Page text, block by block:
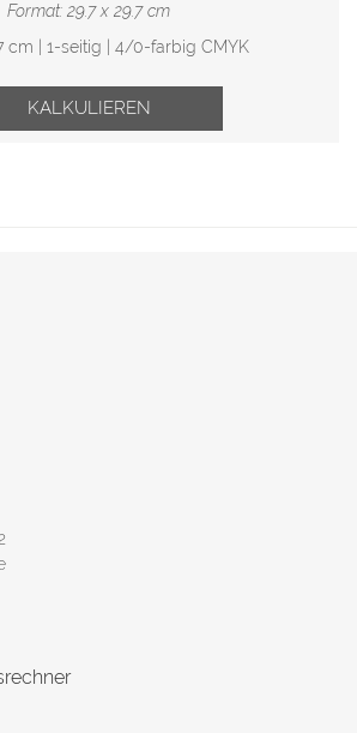
Format: 29.7 x 29.7 cm
cm | 1-seitig | 4/0-farbig CMYK
KALKULIEREN